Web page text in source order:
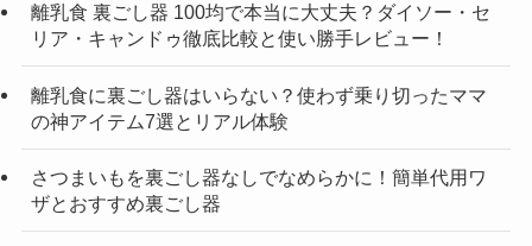
離乳食 裏ごし器 100均で本当に大丈夫？ダイソー・セ
リア・キャンドゥ徹底比較と使い勝手レビュー！
離乳食に裏ごし器はいらない？使わず乗り切ったママ
の神アイテム7選とリアル体験
さつまいもを裏ごし器なしでなめらかに！簡単代用ワ
ザとおすすめ裏ごし器